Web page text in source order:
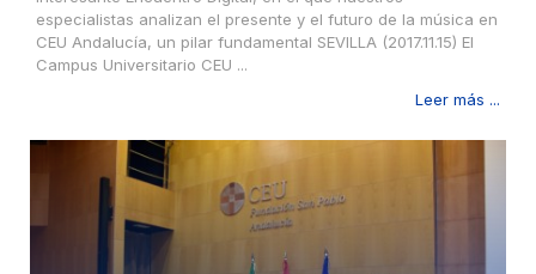
especialistas analizan el presente y el futuro de la música en
CEU Andalucía, un pilar fundamental SEVILLA (2017.11.15) El
Campus Universitario CEU ...
Leer más ...